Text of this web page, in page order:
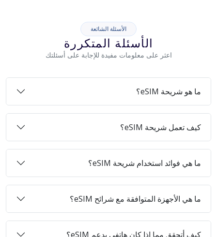
الأسئلة الشائعة
الأسئلة المتكررة
اعثر على معلومات مفيدة للإجابة على أسئلتك
ما هو شريحة eSIM؟
كيف تعمل شريحة eSIM؟
ما هي فوائد استخدام شريحة eSIM؟
ما هي الأجهزة المتوافقة مع شرائح eSIM؟
كيف أتحقق مما إذا كان هاتفي يدعم eSIM؟